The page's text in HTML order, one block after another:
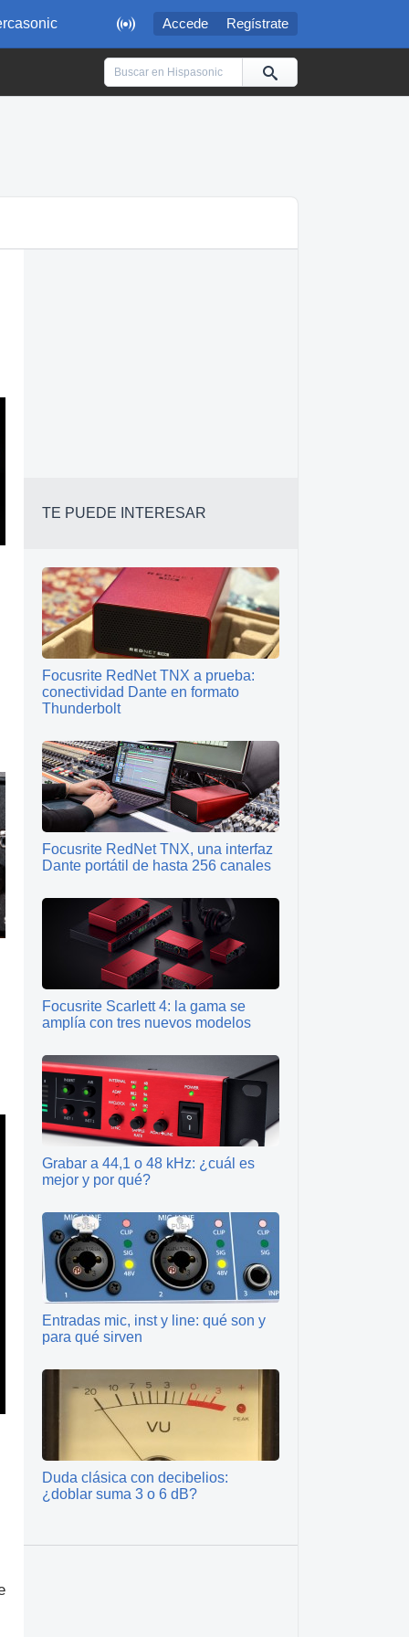
 Accede Regístrate
TE PUEDE INTERESAR
Focusrite RedNet TNX a prueba:
conectividad Dante en formato
Thunderbolt
Focusrite RedNet TNX, una interfaz
Dante portátil de hasta 256 canales
Focusrite Scarlett 4: la gama se
amplía con tres nuevos modelos
Grabar a 44,1 o 48 kHz: ¿cuál es
mejor y por qué?
Entradas mic, inst y line: qué son y
para qué sirven
Duda clásica con decibelios:
¿doblar suma 3 o 6 dB?